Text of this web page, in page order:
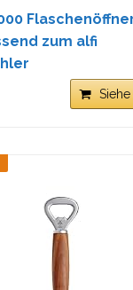
zum alfi